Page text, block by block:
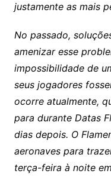
justamente as mais
No passado,
amenizar esse
impossibilidade de
seus jogadores
ocorre atualmente,
para durante Datas
dias depois. O
aeronaves para
terça-feira à noite